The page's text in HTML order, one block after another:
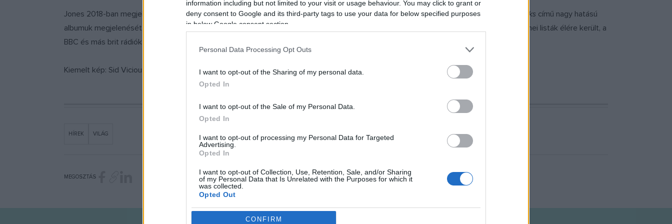
information including but not limited to your visit or usage behaviour. You may click to grant or
deny consent to Google and its third-party tags to use your data for below specified purposes
in below Google consent section.
Personal Data Processing Opt Outs
I want to opt-out of the Sharing of my personal data.
Opted In
I want to opt-out of the Sale of my Personal Data.
Opted In
I want to opt-out of processing my Personal Data for Targeted
Advertising.
Opted In
I want to opt-out of Collection, Use, Retention, Sale, and/or Sharing
of my Personal Data that Is Unrelated with the Purposes for which it
was collected.
Opted Out
Google consentsCONFIRM
Jones 2018-ban megjelent önéletírása felidézi az 1975-ben, Londonban alapított punkegyüttes történetét, és aNever Mind the Bollocks című nagy hatású
albumuk megjelenését. A banda egyik legismertebb száma a
volt, amely 1977-ben jelent meg, de miközben a zenei listák élére került, a
BBC és más brit rádiók sem voltak hajlandóak játszani, mert azt a brit monarchia elleni támadásnak tartották.
Kiemelt kép: Sid Vicious / Wikipedia
HÍREK VILÁG
MEGOSZTÁS